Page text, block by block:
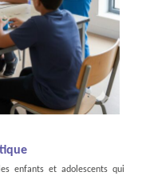
enfants et adolescents qui